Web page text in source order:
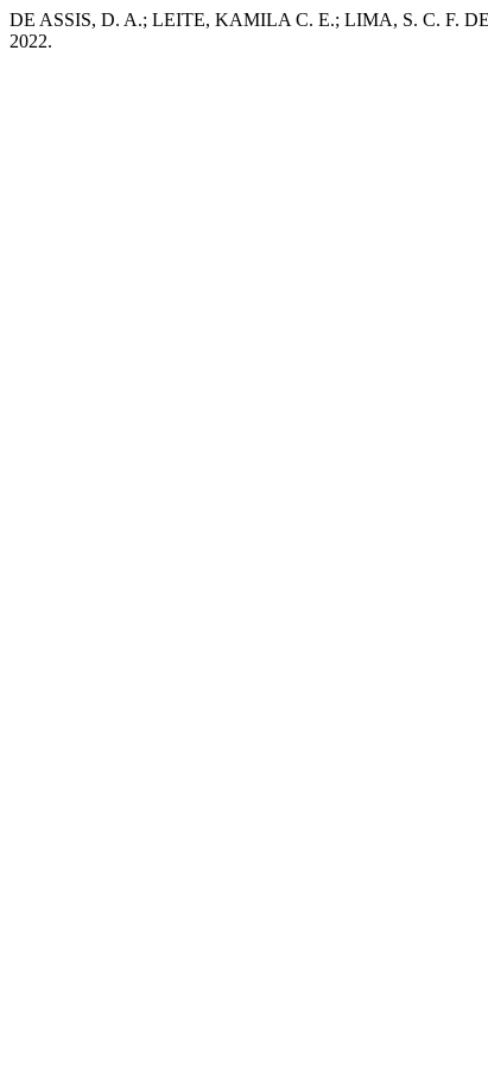
DE ASSIS, D. A.; LEITE, KAMILA C. E.; LIMA, S. C. F.
2022.